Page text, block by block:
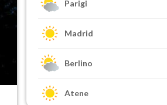
Parigi
Madrid
Berlino
Atene